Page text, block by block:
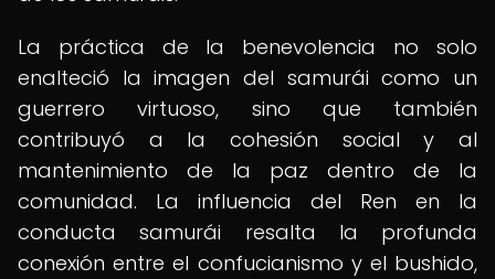
La práctica de la benevolencia no solo
enalteció la imagen del samurái como un
guerrero virtuoso, sino que también
contribuyó a la cohesión social y al
mantenimiento de la paz dentro de la
comunidad. La influencia del Ren en la
conducta samurái resalta la profunda
conexión entre el confucianismo y el bushido,